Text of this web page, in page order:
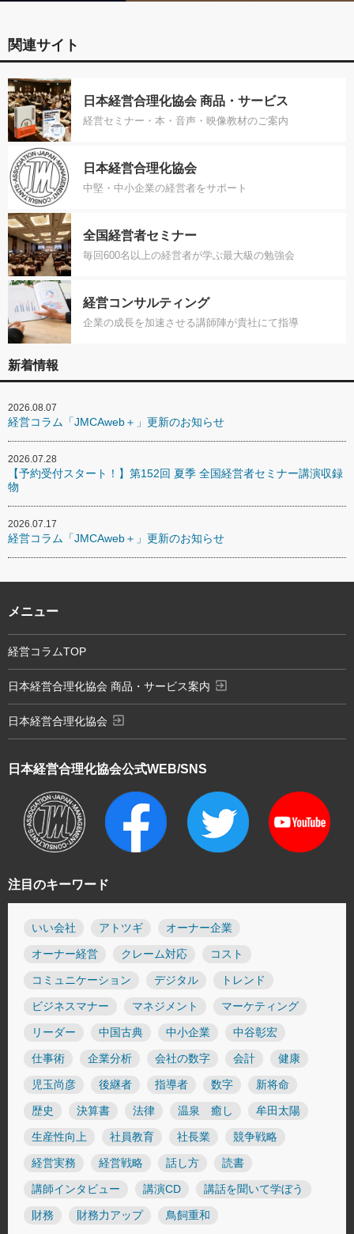
関連サイト
日本経営合理化協会 商品・サービス
経営セミナー・本・音声・映像教材のご案内
日本経営合理化協会
中堅・中小企業の経営者をサポート
全国経営者セミナー
毎回600名以上の経営者が学ぶ最大級の勉強会
経営コンサルティング
企業の成長を加速させる講師陣が貴社にて指導
新着情報
2026.08.07
経営コラム「JMCAweb＋」更新のお知らせ
2026.07.28
【予約受付スタート！】第152回 夏季 全国経営者セミナー講演収録
物
2026.07.17
経営コラム「JMCAweb＋」更新のお知らせ
注目のキーワード
いい会社 アトツギ オーナー企業
オーナー経営 クレーム対応 コスト
コミュニケーション デジタル トレンド
ビジネスマナー マネジメント マーケティング
リーダー 中国古典 中小企業 中谷彰宏
仕事術 企業分析 会社の数字 会計 健康
児玉尚彦 後継者 指導者 数字 新将命
歴史 決算書 法律 温泉 癒し 牟田太陽
生産性向上 社員教育 社長業 競争戦略
経営実務 経営戦略 話し方 読書
講師インタビュー 講演CD 講話を聞いて学ぼう
財務 財務力アップ 鳥飼重和
日本経営合理化協会公式WEB/SNS
メニュー
経営コラムTOP
日本経営合理化協会 商品・サービス案内 exit_to_app
日本経営合理化協会 exit_to_app